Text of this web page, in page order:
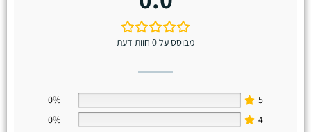
מבוסס על 0 חוות דעת
5
0%
4
0%